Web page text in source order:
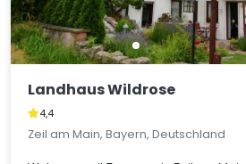
Landhaus Wildrose
4,4
Zeil am Main, Bayern, Deutschland